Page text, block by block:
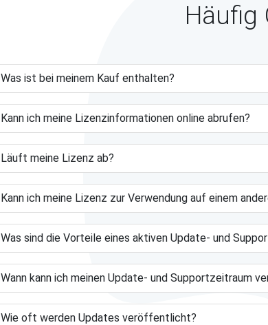
Häufig
Was ist bei meinem Kauf enthalten?
Kann ich meine Lizenzinformationen online abrufen?
Läuft meine Lizenz ab?
Kann ich meine Lizenz zur Verwendung auf einem
Was sind die Vorteile eines aktiven Update- und
Wann kann ich meinen Update- und Supportzeitraum
Wie oft werden Updates veröffentlicht?